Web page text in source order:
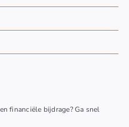
financiële bijdrage? Ga snel